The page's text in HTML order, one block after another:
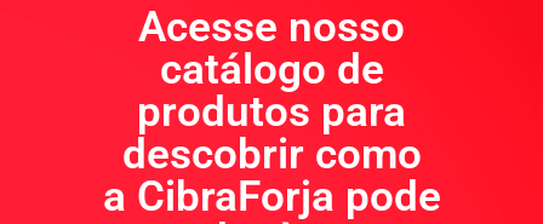
Acesse nosso
catálogo de
produtos para
descobrir como
a CibraForja pode